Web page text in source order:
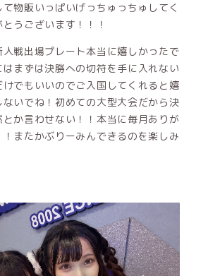
物販いっぱいげっちゅっちゅしてく
うございます！！！
戦出場プレート本当に嬉しかったで
まずは決勝への切符を手に入れない
けでもいいのでご入国してくれると嬉
ないでね！初めての大型大会だから決
か言わせない！！本当に毎月ありが
またかぶりーみんできるのを楽しみ